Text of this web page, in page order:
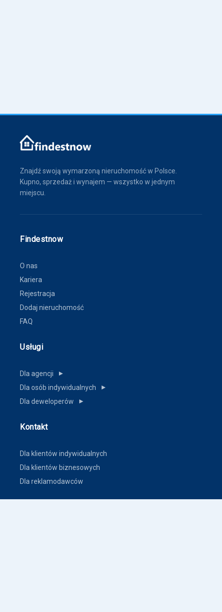
Znajdź swoją wymarzoną nieruchomość w Polsce.
Kupno, sprzedaż i wynajem — wszystko w jednym
miejscu.
Findestnow
O nas
Kariera
Rejestracja
Dodaj nieruchomość
FAQ
Usługi
Dla agencji ▼
Dla osób indywidualnych ▼
Dla deweloperów ▼
Kontakt
Dla klientów indywidualnych
Dla klientów biznesowych
Dla reklamodawców